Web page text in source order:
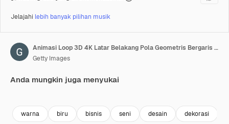
Jelajahi lebih banyak pilihan musik
Animasi Loop 3D 4K Latar Belakang Pola Geometris Bergaris yang Melambai dan Bergoyang
Getty Images
Anda mungkin juga menyukai
warna biru bisnis seni desain dekorasi